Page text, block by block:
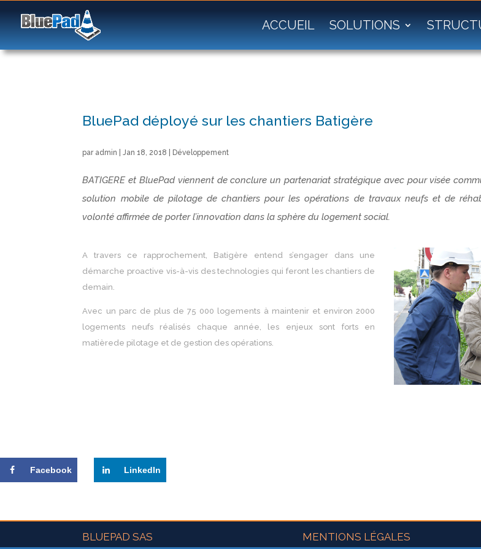
ACCUEIL SOLUTIONS
BluePad déployé sur les chantiers Batigère
par admin |Jan 18, 2018 Développement
BATIGERE et BluePad viennent de conclure un partenariat stratégique avec pour visée
solution mobile de pilotage de chantiers pour les opérations de travaux neufs et de
volonté affirmée de porter l’innovation dans la sphère du logement social.
A travers ce rapprochement, Batigère entend s’engager dans une
démarche proactive vis-à-vis des technologies qui feront les chantiers de
demain.
Avec un parc de plus de 75 000 logements à maintenir et environ 2000
logements neufs réalisés chaque année, les enjeux sont forts en
matièrede pilotage et de gestion des opérations.
Facebook LinkedIn
BLUEPAD SAS MENTIONS LÉGALES